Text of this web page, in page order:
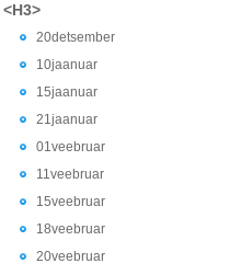
<H3>
20detsember
10jaanuar
15jaanuar
21jaanuar
01veebruar
11veebruar
15veebruar
18veebruar
20veebruar